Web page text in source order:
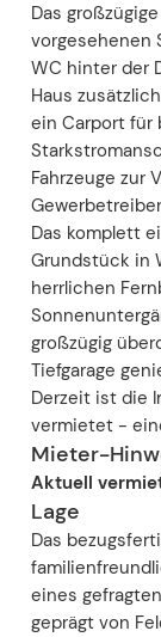
Das
vorgesehenen
WC hinter der
Haus
ein Carport für
Fahrzeuge zur
Das komplett
Grundstück in
herrlichen
großzügig
Tiefgarage
Derzeit ist die
vermietet -
Mieter-
Aktuell
Lage
Das
eines
geprägt von